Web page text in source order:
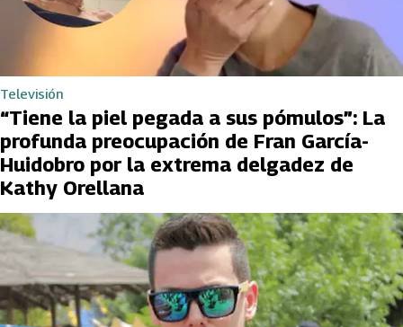
Televisión
“Tiene la piel pegada a sus pómulos”: La
profunda preocupación de Fran García-
Huidobro por la extrema delgadez de
Kathy Orellana